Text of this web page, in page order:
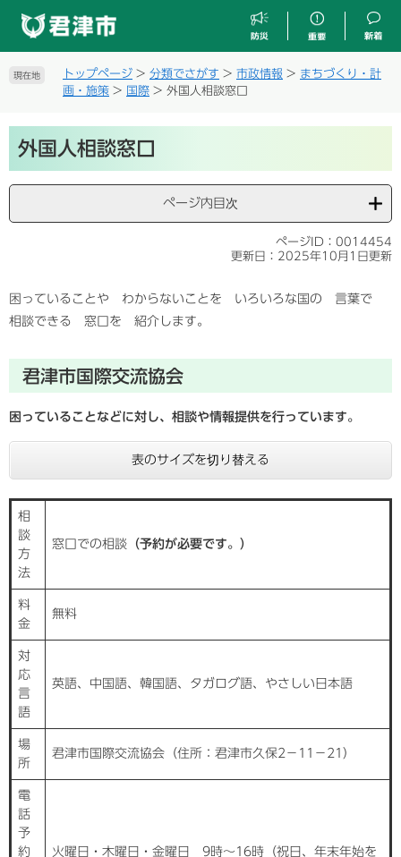
現在地 トップページ > 分類でさがす > 市政情報 > まちづくり・計
画・施策 > 国際 > 外国人相談窓口
文外国人相談窓口
ページ内目次
ページID：0014454
更新日：2025年10月1日更新
困っていることや わからないことを いろいろな国の 言葉で
相談できる 窓口を 紹介します。
君津市国際交流協会
困っていることなどに対し、相談や情報提供を行っています。
表のサイズを切り替える
相
談
方
法
窓口での相談 （予約が必要です。）
料
金
無料
対
応
言
語
英語、中国語、韓国語、タガログ語、やさしい日本語
場
所
君津市国際交流協会（住所：君津市久保2−11−21）
電
話
予
約
火曜日・木曜日・金曜日 9時〜16時（祝日、年末年始を